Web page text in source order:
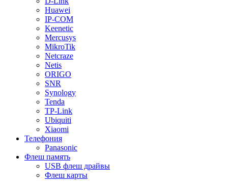
Huawei
IP-COM
Keenetic
Mercusys
MikroTik
Netcraze
Netis
ORIGO
SNR
Synology
Tenda
TP-Link
Ubiquiti
Xiaomi
Телефония
Panasonic
Флеш память
USB флеш драйвы
Флеш карты